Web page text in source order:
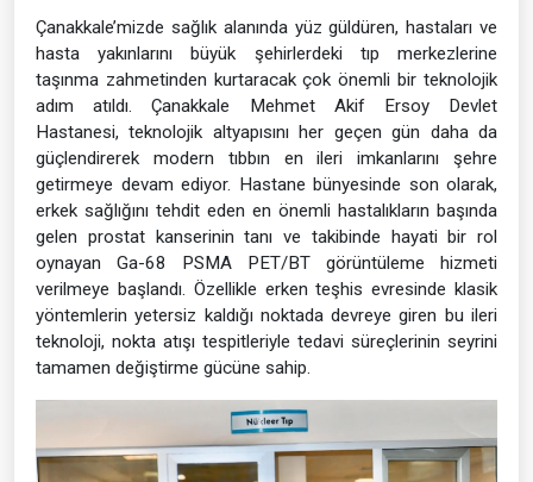
Çanakkale’mizde sağlık alanında yüz güldüren, hastaları ve
hasta yakınlarını büyük şehirlerdeki tıp merkezlerine
taşınma zahmetinden kurtaracak çok önemli bir teknolojik
adım atıldı. Çanakkale Mehmet Akif Ersoy Devlet
Hastanesi, teknolojik altyapısını her geçen gün daha da
güçlendirerek modern tıbbın en ileri imkanlarını şehre
getirmeye devam ediyor. Hastane bünyesinde son olarak,
erkek sağlığını tehdit eden en önemli hastalıkların başında
gelen prostat kanserinin tanı ve takibinde hayati bir rol
oynayan Ga-68 PSMA PET/BT görüntüleme hizmeti
verilmeye başlandı. Özellikle erken teşhis evresinde klasik
yöntemlerin yetersiz kaldığı noktada devreye giren bu ileri
teknoloji, nokta atışı tespitleriyle tedavi süreçlerinin seyrini
tamamen değiştirme gücüne sahip.